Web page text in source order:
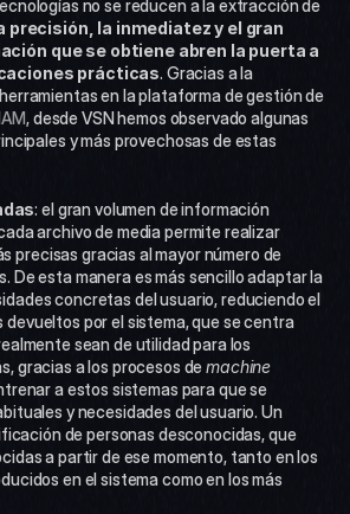
no se reducen a la extracción de
precisión, la inmediatez y el gran
que se obtiene abren la puerta a
prácticas. Gracias a la
en la plataforma de gestión de
, desde VSN hemos observado algunas
y más provechosas de estas
: el gran volumen de información
archivo de media permite realizar
precisas gracias al mayor número de
De esta manera es más sencillo adaptar la
concretas del usuario, reduciendo el
devueltos por el sistema, que se centra
sean de utilidad para los
gracias a los procesos de machine
a estos sistemas para que se
y necesidades del usuario. Un
de personas desconocidas, que
a partir de ese momento, tanto en los
en el sistema como en los más